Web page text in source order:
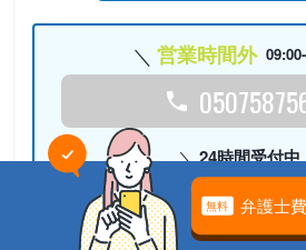
営業時間外
24時間受付中
Webで